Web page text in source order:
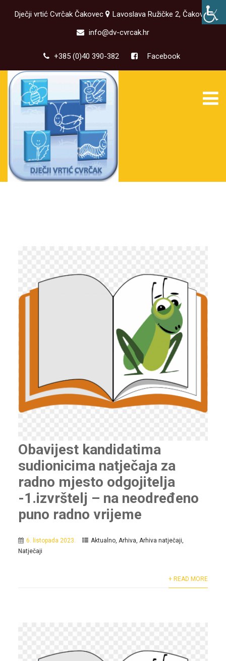
Dječji vrtić Cvrčak Čakovec
Lavoslava Ružičke 2, Čakovec
info@dv-cvrcak.hr
+385 (0)40 390-382 Facebook
Obavijest kandidatima
sudionicima natječaja za
radno mjesto odgojitelja
-1.izvrštelj – na neodređeno
puno radno vrijeme
6. listopada 2023. Aktualno, Arhiva, Arhiva natječaji,
Natječaji
+ READ MORE